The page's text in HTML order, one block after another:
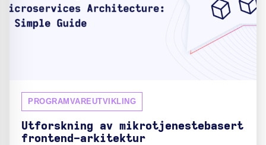
PROGRAMVAREUTVIKLING
Utforskning av mikrotjenestebasert
frontend-arkitektur